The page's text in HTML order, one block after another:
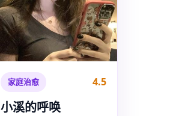
家庭治愈 4.5
小溪的呼唤